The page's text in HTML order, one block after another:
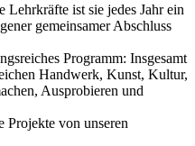
ist sie jedes Jahr ein
gemeinsamer Abschluss
Programm: Insgesamt
Handwerk, Kunst, Kultur,
Ausprobieren und
Projekte von unseren